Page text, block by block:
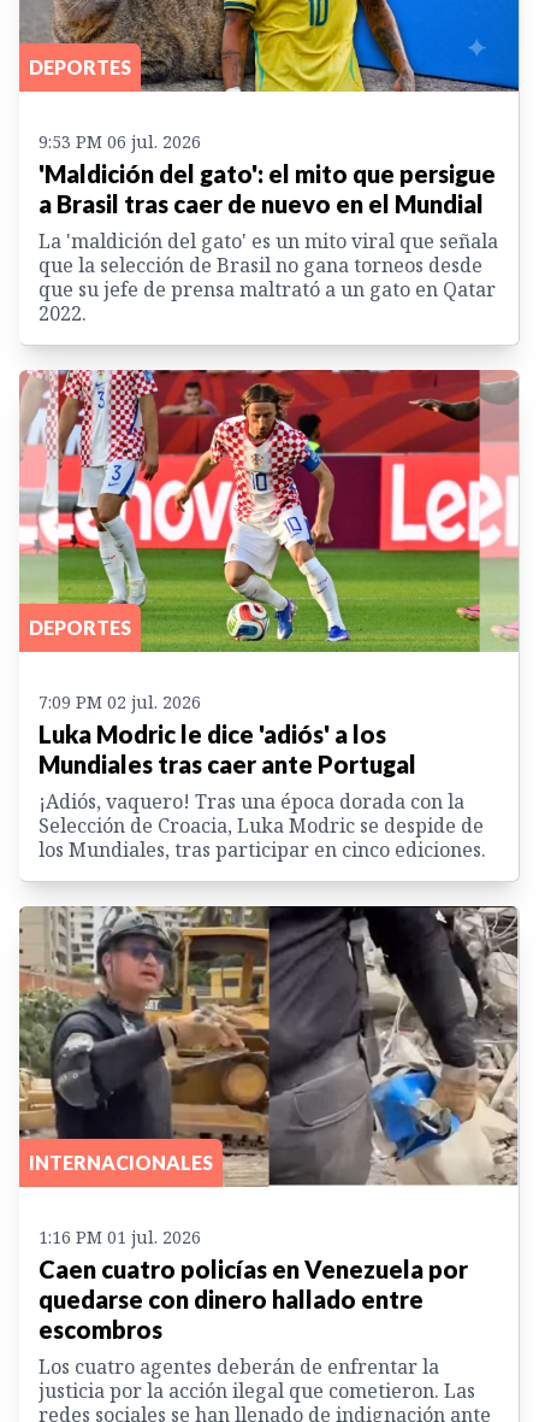
DEPORTES
9:53 PM 06 jul. 2026
'Maldición del gato': el mito que persigue
a Brasil tras caer de nuevo en el Mundial
La 'maldición del gato' es un mito viral que señala
que la selección de Brasil no gana torneos desde
que su jefe de prensa maltrató a un gato en Qatar
2022.
DEPORTES
7:09 PM 02 jul. 2026
Luka Modric le dice 'adiós' a los
Mundiales tras caer ante Portugal
¡Adiós, vaquero! Tras una época dorada con la
Selección de Croacia, Luka Modric se despide de
los Mundiales, tras participar en cinco ediciones.
INTERNACIONALES
1:16 PM 01 jul. 2026
Caen cuatro policías en Venezuela por
quedarse con dinero hallado entre
escombros
Los cuatro agentes deberán de enfrentar la
justicia por la acción ilegal que cometieron. Las
redes sociales se han llenado de indignación ante